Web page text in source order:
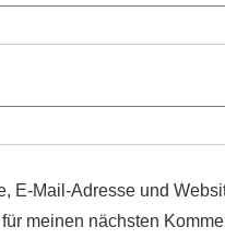
E-Mail-Adresse und
meinen nächsten